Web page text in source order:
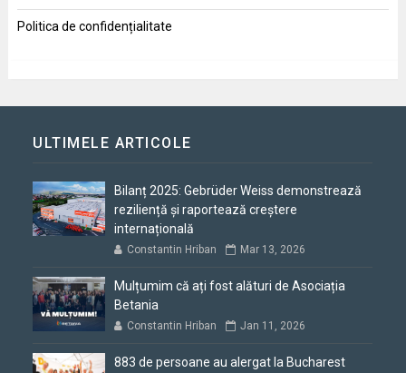
Politica de confidențialitate
ULTIMELE ARTICOLE
Bilanț 2025: Gebrüder Weiss demonstrează
reziliență și raportează creștere
internațională
Constantin Hriban Mar 13, 2026
Mulțumim că ați fost alături de Asociația
Betania
Constantin Hriban Jan 11, 2026
883 de persoane au alergat la Bucharest